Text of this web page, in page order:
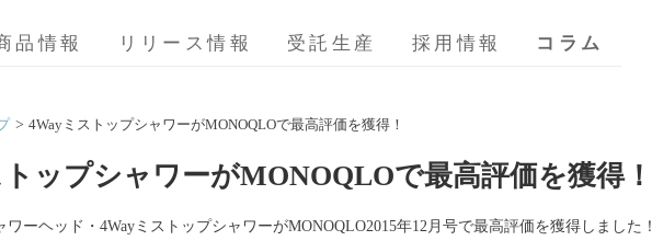
品情報 リリース情報 受託生産 採用情報 コラム
4WayミストップシャワーがMONOQLOで最高評価を獲得！
ップシャワーがMONOQLOで最高評価を獲得！
ーヘッド・4WayミストップシャワーがMONOQLO2015年12月号で最高評価を獲得しました！